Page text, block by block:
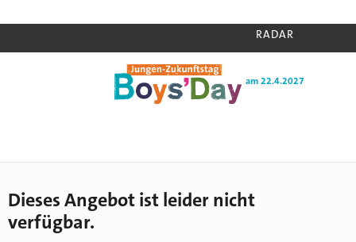
am 22.4.2027
RADAR
Dieses Angebot ist leider nicht
verfügbar.